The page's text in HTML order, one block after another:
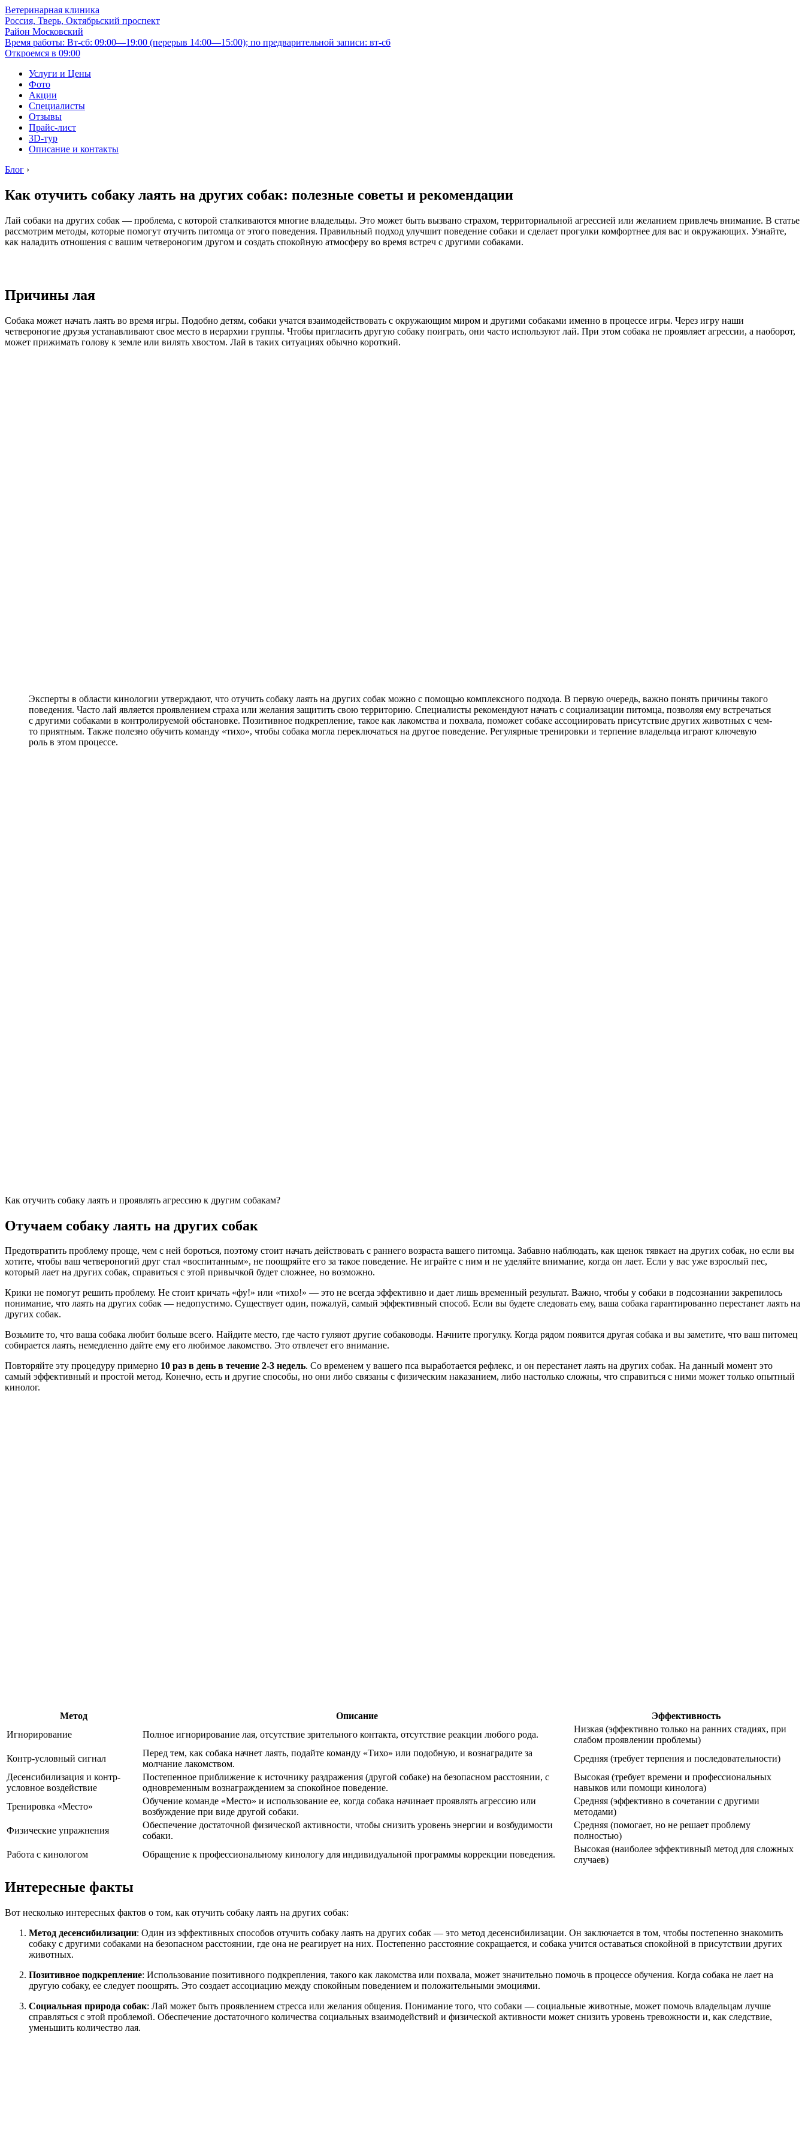
Ветеринарная клиника
Россия, Тверь, Октябрьский проспект
Район Московский
Время работы: Вт-сб: 09:00—19:00 (перерыв 14:00—15:00); по предварительной записи: вт-сб
Откроемся в 09:00
Услуги и Цены
Фото
Акции
Специалисты
Отзывы
Прайс-лист
3D-тур
Описание и контакты
Блог ›
Как отучить собаку лаять на других собак: полезные советы и рекомендации
Лай собаки на других собак — проблема, с которой сталкиваются многие владельцы. Это может быть вызвано страхом, территориальной агрессией или желанием привлечь внимание. В статье
рассмотрим методы, которые помогут отучить питомца от этого поведения. Правильный подход улучшит поведение собаки и сделает прогулки комфортнее для вас и окружающих. Узнайте,
как наладить отношения с вашим четвероногим другом и создать спокойную атмосферу во время встреч с другими собаками.
Причины лая
Собака может начать лаять во время игры. Подобно детям, собаки учатся взаимодействовать с окружающим миром и другими собаками именно в процессе игры. Через игру наши
четвероногие друзья устанавливают свое место в иерархии группы. Чтобы пригласить другую собаку поиграть, они часто используют лай. При этом собака не проявляет агрессии, а наоборот,
может прижимать голову к земле или вилять хвостом. Лай в таких ситуациях обычно короткий.
Эксперты в области кинологии утверждают, что отучить собаку лаять на других собак можно с помощью комплексного подхода. В первую очередь, важно понять причины такого
поведения. Часто лай является проявлением страха или желания защитить свою территорию. Специалисты рекомендуют начать с социализации питомца, позволяя ему встречаться
с другими собаками в контролируемой обстановке. Позитивное подкрепление, такое как лакомства и похвала, поможет собаке ассоциировать присутствие других животных с чем-
то приятным. Также полезно обучить команду «тихо», чтобы собака могла переключаться на другое поведение. Регулярные тренировки и терпение владельца играют ключевую
роль в этом процессе.
Как отучить собаку лаять и проявлять агрессию к другим собакам?
Отучаем собаку лаять на других собак
Предотвратить проблему проще, чем с ней бороться, поэтому стоит начать действовать с раннего возраста вашего питомца. Забавно наблюдать, как щенок тявкает на других собак, но если вы
хотите, чтобы ваш четвероногий друг стал «воспитанным», не поощряйте его за такое поведение. Не играйте с ним и не уделяйте внимание, когда он лает. Если у вас уже взрослый пес,
который лает на других собак, справиться с этой привычкой будет сложнее, но возможно.
Крики не помогут решить проблему. Не стоит кричать «фу!» или «тихо!» — это не всегда эффективно и дает лишь временный результат. Важно, чтобы у собаки в подсознании закрепилось
понимание, что лаять на других собак — недопустимо. Существует один, пожалуй, самый эффективный способ. Если вы будете следовать ему, ваша собака гарантированно перестанет лаять на
других собак.
Возьмите то, что ваша собака любит больше всего. Найдите место, где часто гуляют другие собаководы. Начните прогулку. Когда рядом появится другая собака и вы заметите, что ваш питомец
собирается лаять, немедленно дайте ему его любимое лакомство. Это отвлечет его внимание.
Повторяйте эту процедуру примерно 10 раз в день в течение 2-3 недель. Со временем у вашего пса выработается рефлекс, и он перестанет лаять на других собак. На данный момент это
самый эффективный и простой метод. Конечно, есть и другие способы, но они либо связаны с физическим наказанием, либо настолько сложны, что справиться с ними может только опытный
кинолог.
Метод Описание
Эффективность
Игнорирование
Полное игнорирование лая, отсутствие зрительного контакта, отсутствие реакции любого рода.
Низкая (эффективно только на ранних стадиях, при
слабом проявлении проблемы)
Контр-условный сигнал
Перед тем, как собака начнет лаять, подайте команду «Тихо» или подобную, и вознаградите за
молчание лакомством.
Средняя (требует терпения и последовательности)
Десенсибилизация и контр-
условное воздействие
Постепенное приближение к источнику раздражения (другой собаке) на безопасном расстоянии, с
одновременным вознаграждением за спокойное поведение.
Высокая (требует времени и профессиональных
навыков или помощи кинолога)
Тренировка «Место»
Обучение команде «Место» и использование ее, когда собака начинает проявлять агрессию или
возбуждение при виде другой собаки.
Средняя (эффективно в сочетании с другими
методами)
Физические упражнения
Обеспечение достаточной физической активности, чтобы снизить уровень энергии и возбудимости
собаки.
Средняя (помогает, но не решает проблему
полностью)
Работа с кинологом
Обращение к профессиональному кинологу для индивидуальной программы коррекции поведения.
Высокая (наиболее эффективный метод для сложных
случаев)
Интересные факты
Вот несколько интересных фактов о том, как отучить собаку лаять на других собак:
Метод десенсибилизации: Один из эффективных способов отучить собаку лаять на других собак — это метод десенсибилизации. Он заключается в том, чтобы постепенно знакомить
собаку с другими собаками на безопасном расстоянии, где она не реагирует на них. Постепенно расстояние сокращается, и собака учится оставаться спокойной в присутствии других
животных.
Позитивное подкрепление: Использование позитивного подкрепления, такого как лакомства или похвала, может значительно помочь в процессе обучения. Когда собака не лает на
другую собаку, ее следует поощрять. Это создает ассоциацию между спокойным поведением и положительными эмоциями.
Социальная природа собак: Лай может быть проявлением стресса или желания общения. Понимание того, что собаки — социальные животные, может помочь владельцам лучше
справляться с этой проблемой. Обеспечение достаточного количества социальных взаимодействий и физической активности может снизить уровень тревожности и, как следствие,
уменьшить количество лая.